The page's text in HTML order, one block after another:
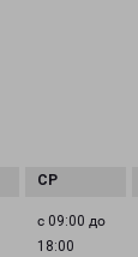
с 09:00 до
18:00